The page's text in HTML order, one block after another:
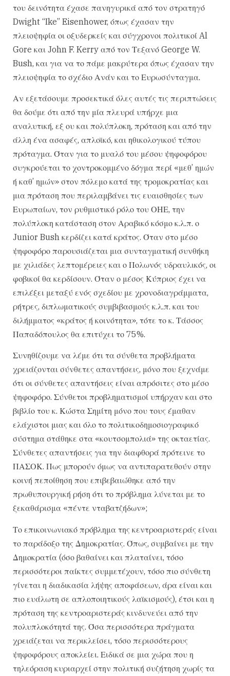
του δεινότητα έχασε πανηγυρικά από τον στρατηγό
Dwight “Ike” Eisenhower, όπως έχασαν την
πλειοψηφία οι οξυδερκείς και σύγχρονοι πολιτικοί Al
Gore και John F. Kerry από τον Τεξανό George W.
Bush, και για να το πάμε μακρύτερα όπως έχασαν την
πλειοψηφία το σχέδιο Ανάν και το Ευρωσύνταγμα.
Αν εξετάσουμε προσεκτικά όλες αυτές τις περιπτώσεις
θα δούμε ότι από την μία πλευρά υπήρχε μια
αναλυτική, εξ ου και πολύπλοκη, πρόταση και από την
άλλη ένα ασαφές, απλοϊκό, και ηθικολογικού τύπου
πρόταγμα. Όταν για το μυαλό του μέσου ψηφοφόρου
συγκρούεται το χοντροκομμένο δόγμα περί «μεθ’ ημών
ή καθ’ ημών» στον πόλεμο κατά της τρομοκρατίας και
μια πρόταση που περιλαμβάνει τις ευαισθησίες των
Ευρωπαίων, τον ρυθμιστικό ρόλο του ΟΗΕ, την
πολύπλοκη κατάσταση στον Αραβικό κόσμο κ.λ.π. ο
Junior Bush κερδίζει κατά κράτος. Όταν στο μέσο
ψηφοφόρο παρουσιάζεται μια συνταγματική συνθήκη
με χιλιάδες λεπτομέρειες και ο Πολωνός υδραυλικός, οι
φοβικοί θα κερδίσουν. Όταν ο μέσος Κύπριος έχει να
επιλέξει μεταξύ ενός σχεδίου με χρονοδιαγράμματα,
ρήτρες, διπλωματικούς συμβιβασμούς κ.λ.π. και του
διλήμματος «κράτος ή κοινότητα», τότε το κ. Τάσσος
Παπαδόπουλος θα επιτύχει το 75%.
Συνηθίζουμε να λέμε ότι τα σύνθετα προβλήματα
χρειάζονται σύνθετες απαντήσεις, μόνο που ξεχνάμε
ότι οι σύνθετες απαντήσεις είναι απρόσιτες στο μέσο
ψηφοφόρο. Σύνθετοι προβληματισμοί υπήρχαν και στο
βιβλίο του κ. Κώστα Σημίτη μόνο που τους έμαθαν
ελάχιστοι μιας και όλο το πολιτικοδημοσιογραφικό
σύστημα στάθηκε στα «κουτσομπολιά» της οκταετίας.
Σύνθετες απαντήσεις για την διαφθορά πρότεινε το
ΠΑΣΟΚ. Πως μπορούν όμως να αντιπαρατεθούν στην
κοινή πεποίθηση που επιβεβαιώθηκε από την
πρωθυπουργική ρήση ότι το πρόβλημα λύνεται με το
ξεκαθάρισμα «πέντε νταβατζήδων»;
Το επικοινωνιακό πρόβλημα της κεντροαριστεράς είναι
το παράδοξο της Δημοκρατίας. Όπως, συμβαίνει με την
Δημοκρατία (όσο βαθαίνει και πλαταίνει, τόσο
περισσότεροι παίκτες συμμετέχουν, τόσο πιο σύνθετη
γίνεται η διαδικασία λήψης αποφάσεων, άρα είναι και
πιο ευάλωτη σε απλοποιητικούς λαϊκισμούς), έτσι και η
πρόταση της κεντροαριστεράς κινδυνεύει από την
πολυπλοκότητά της. Όσα περισσότερα πράγματα
χρειάζεται να περικλείσει, τόσο περισσότερους
ψηφοφόρους αποκλείει. Ειδικά σε μια χώρα που η
τηλεόραση κυριαρχεί στην πολιτική συζήτηση χωρίς τα